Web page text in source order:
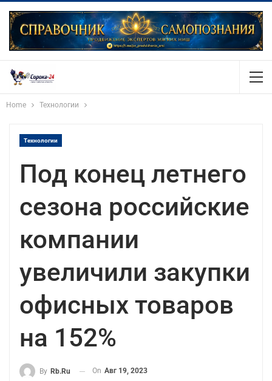
Home Технологии
Технологии
Под конец летнего
сезона российские
компании
увеличили закупки
офисных товаров
на 152%
By Rb.ru On Авг 19, 2023